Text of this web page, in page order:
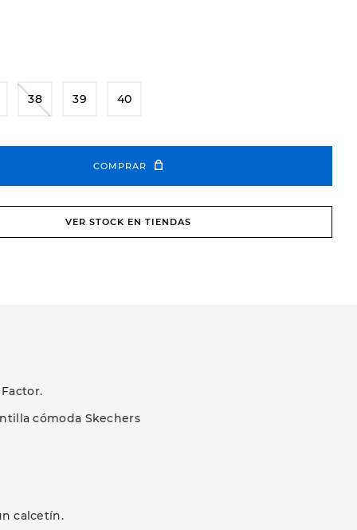
38 39 40
COMPRAR
VER STOCK EN TIENDAS
cómoda Skechers
calcetín.